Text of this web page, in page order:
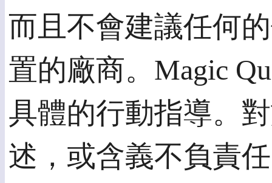
而且不會建議任何
置的廠商。Magic
具體的行動指導。
述，或含義不負責